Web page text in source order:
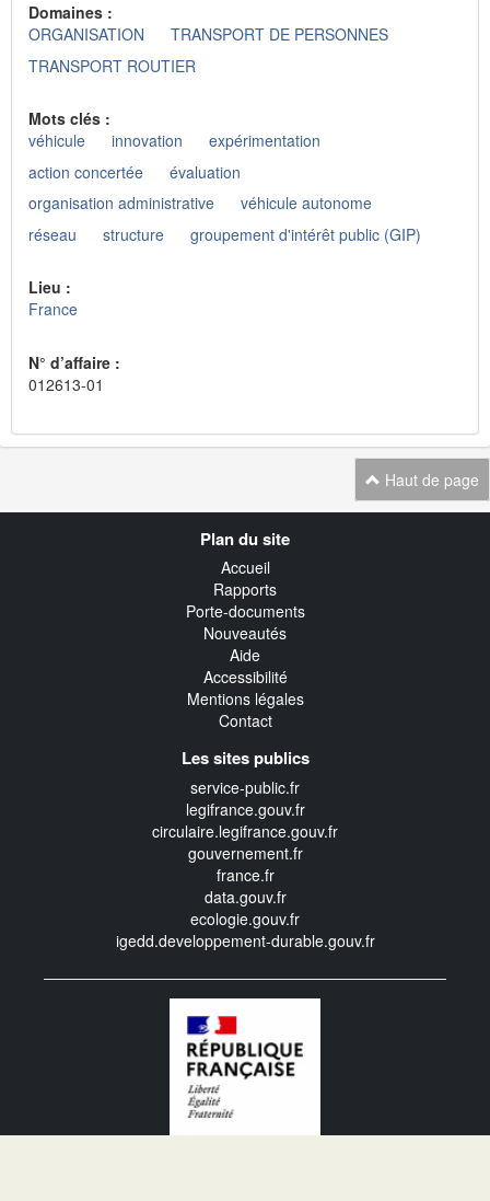
Domaines :
ORGANISATION
TRANSPORT DE PERSONNES
TRANSPORT ROUTIER
Mots clés :
véhicule
innovation
expérimentation
action concertée
évaluation
organisation administrative
véhicule autonome
réseau
structure groupement d'intérêt public (GIP)
Lieu :
France
N° d’affaire :
012613-01
Haut de page
Plan du site
Accueil
Rapports
Porte-documents
Nouveautés
Aide
Accessibilité
Mentions légales
Contact
Les sites publics
service-public.fr
legifrance.gouv.fr
circulaire.legifrance.gouv.fr
gouvernement.fr
france.fr
data.gouv.fr
ecologie.gouv.fr
igedd.developpement-durable.gouv.fr